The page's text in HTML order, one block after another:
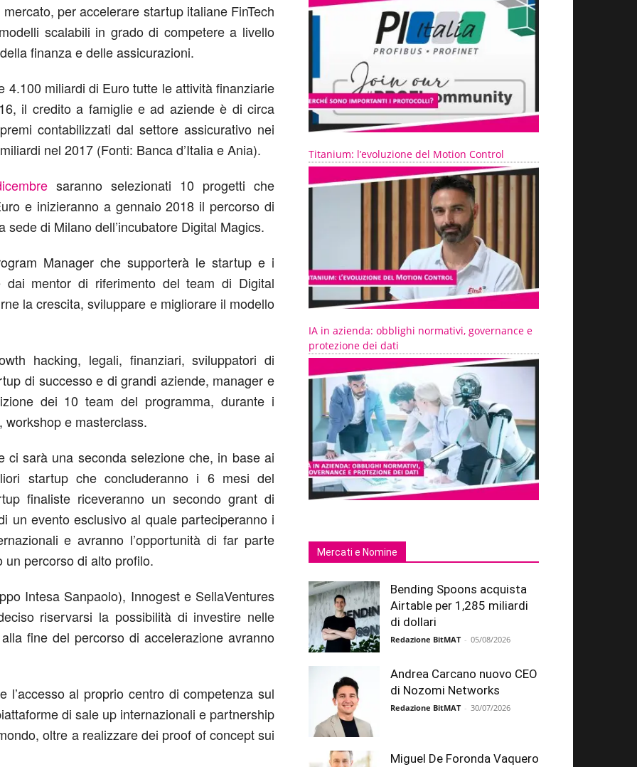
per accelerare startup italiane FinTech
scalabili in grado di competere a livello
finanza e delle assicurazioni.
4.100 miliardi di Euro tutte le attività finanziarie
il credito a famiglie e ad aziende è di circa
contabilizzati dal settore assicurativo nei
nel 2017 (Fonti: Banca d’Italia e Ania).
saranno selezionati 10 progetti che
e inizieranno a gennaio 2018 il percorso di
sede di Milano dell’incubatore Digital Magics.
Manager che supporterà le startup e i
mentor di riferimento del team di Digital
la crescita, sviluppare e migliorare il modello
hacking, legali, finanziari, sviluppatori di
di successo e di grandi aziende, manager e
dei 10 team del programma, durante i
e masterclass.
ci sarà una seconda selezione che, in base ai
startup che concluderanno i 6 mesi del
finaliste riceveranno un secondo grant di
un evento esclusivo al quale parteciperanno i
e avranno l’opportunità di far parte
un percorso di alto profilo.
Intesa Sanpaolo), Innogest e SellaVentures
riservarsi la possibilità di investire nelle
fine del percorso di accelerazione avranno
l’accesso al proprio centro di competenza sul
di sale up internazionali e partnership
oltre a realizzare dei proof of concept sui
Titanium: l’evoluzione del Motion Control
IA in azienda: obblighi normativi, governance e
protezione dei dati
Mercati e Nomine
Bending Spoons acquista
Airtable per 1,285 miliardi
di dollari
Redazione BitMAT - 05/08/2026
Andrea Carcano nuovo CEO
di Nozomi Networks
Redazione BitMAT - 30/07/2026
Miguel De Foronda Vaquero